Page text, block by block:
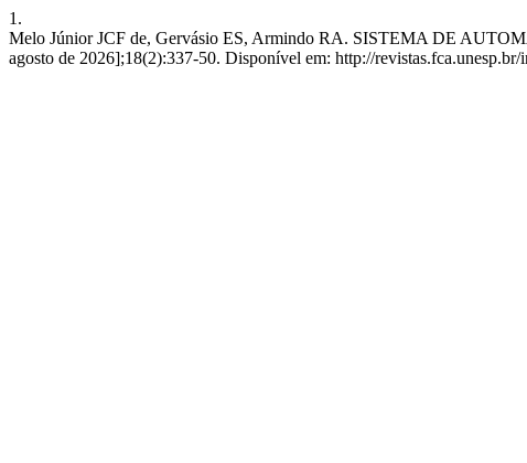
1.
Melo Júnior JCF de, Gervásio ES, Armindo RA. SISTEMA DE
agosto de 2026];18(2):337-50. Disponível em: http://